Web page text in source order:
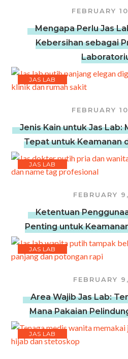
FEBRUARY
Mengapa Perlu Jas
Kebersihan sebagai
JAS LAB
FEBRUARY
Jenis Kain untuk Jas Lab:
Tepat untuk Keamanan
JAS LAB
FEBRUARY
Ketentuan
Penting untuk
JAS LAB
FEBRUARY
Area Wajib Jas Lab:
Mana Pakaian
JAS LAB